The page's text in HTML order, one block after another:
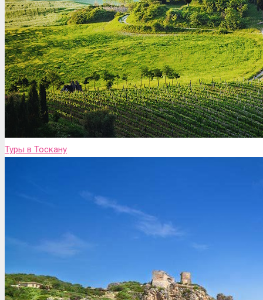
Туры в Тоскану